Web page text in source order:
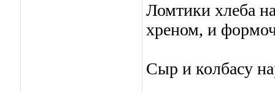
Ломтики хлеба
хреном, и
Сыр и колбасу